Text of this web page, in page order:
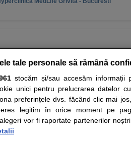
Autoevaluare simptome
avizate ale medicilor, sfaturile si orice
diagnosticul stabilit in urma investigatiilor si
la dispozitie pentru programare in
tale personale să rămână
stocăm și/sau accesăm informații
unici pentru prelucrarea datelor
preferințele dvs. făcând clic mai
legitim în orice moment pe
vor fi raportate partenerilor